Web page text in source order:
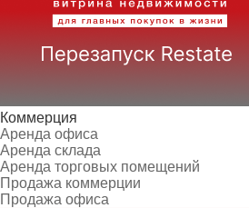
Коммерция
Аренда офиса
Аренда склада
Аренда торговых помещений
Продажа коммерции
Продажа офиса